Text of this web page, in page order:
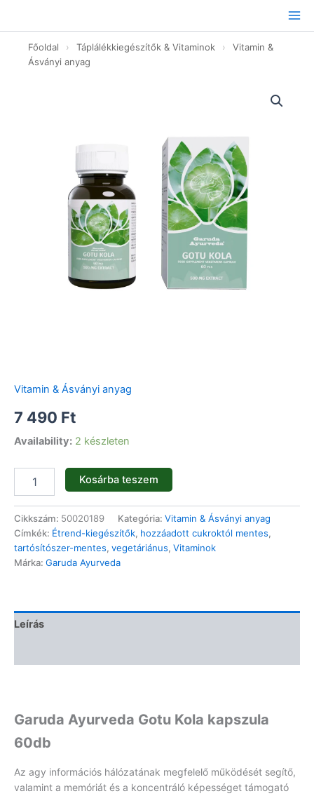
tartalomhoz
Főoldal › Táplálékkiegészítők & Vitaminok ›
Vitamin &
Ásványi anyag
Vitamin & Ásványi anyag
7 490 Ft
Availability: 2 készleten
Kosárba teszem
Cikkszám: 50020189 Kategória: Vitamin & Ásványi anyag
Címkék: Étrend-kiegészítők, hozzáadott cukroktól mentes,
tartósítószer-mentes, vegetáriánus, Vitaminok
Márka: Garuda Ayurveda
Leírás
Garuda Ayurveda Gotu Kola kapszula
60db
Az agy információs hálózatának megfelelő működését segítő,
valamint a memóriát és a koncentráló képességet támogató